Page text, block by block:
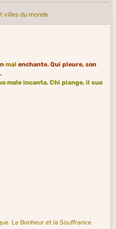
villes du monde
mal enchante. Qui pleure, son
male incanta. Chi piange, il suo
Le Bonheur et la Souffrance